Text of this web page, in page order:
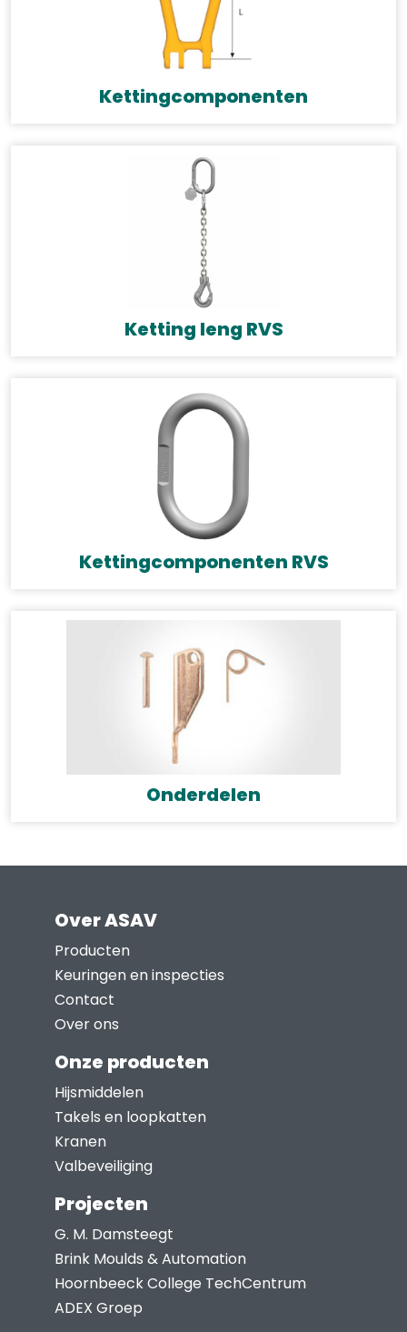
Kettingcomponenten
Ketting leng RVS
Kettingcomponenten RVS
Onderdelen
Over ASAV
Producten
Keuringen en inspecties
Contact
Over ons
Onze producten
Hijsmiddelen
Takels en loopkatten
Kranen
Valbeveiliging
Projecten
G. M. Damsteegt
Brink Moulds & Automation
Hoornbeeck College TechCentrum
ADEX Groep